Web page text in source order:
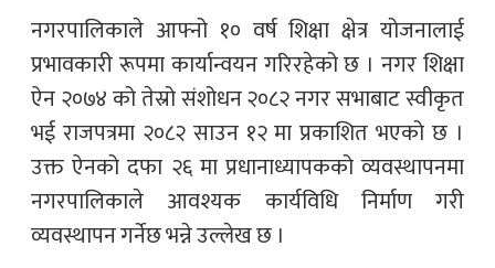
नगरपालिकाले आफ्नो १० वर्ष शिक्षा क्षेत्र योजनालाई
प्रभावकारी रूपमा कार्यान्वयन गरिरहेको छ । नगर शिक्षा
ऐन २०७४ को तेस्रो संशोधन २०८२ नगर सभाबाट स्वीकृत
भई राजपत्रमा २०८२ साउन १२ मा प्रकाशित भएको छ ।
उक्त ऐनको दफा २६ मा प्रधानाध्यापकको व्यवस्थापनमा
नगरपालिकाले आवश्यक कार्यविधि निर्माण गरी
व्यवस्थापन गर्नेछ भन्ने उल्लेख छ ।